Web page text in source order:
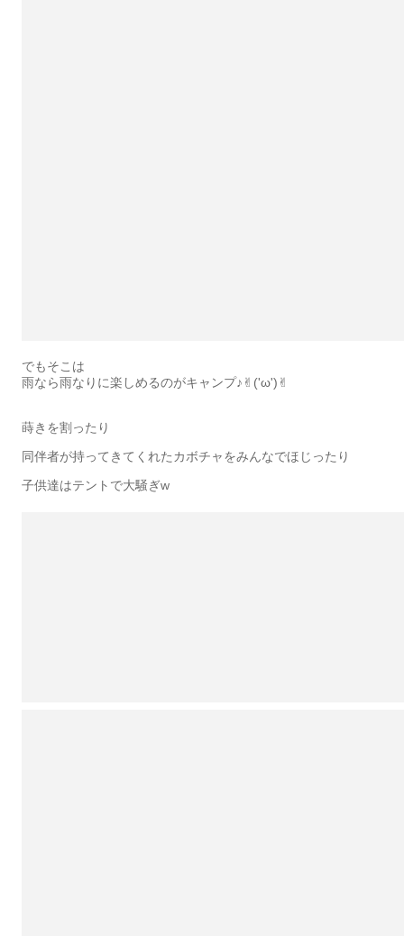
でもそこは
雨なら雨なりに楽しめるのがキャンプ♪✌︎('ω')✌︎
蒔きを割ったり
同伴者が持ってきてくれたカボチャをみんなでほじったり
子供達はテントで大騒ぎw